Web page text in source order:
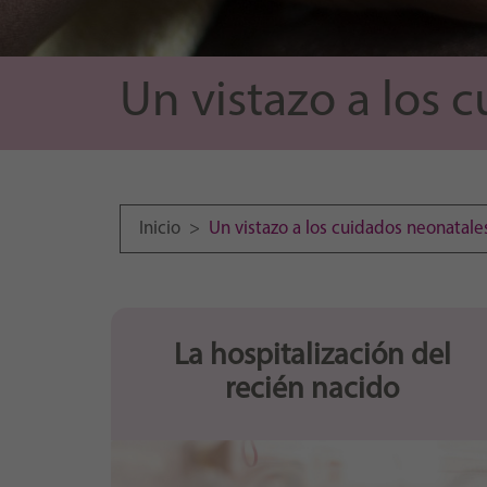
Un vistazo a los
Inicio > Un vistazo a los cuidados
La hospitalización del
recién nacido